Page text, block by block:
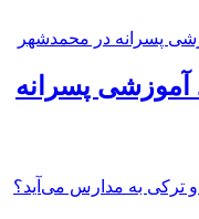
آموزشی پسرانه